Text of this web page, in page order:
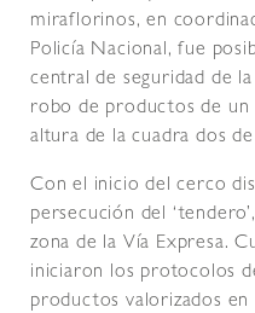
miraflorinos, en
Policía Nacional, fue
central de seguridad de
robo de productos de un
altura de la cuadra dos
Con el inicio del cerco
persecución del
zona de la Vía Expresa.
iniciaron los protocolos
productos valorizados en